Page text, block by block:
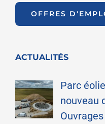
OFFRES
ACTUALITÉS
Parc
nouveau
Ouvrages